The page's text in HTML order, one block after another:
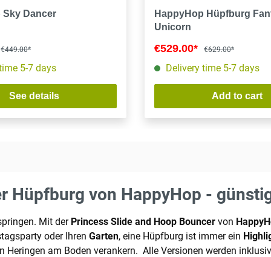
Sky Dancer
€449.00*
5-7 days
See details
HappyHop Hüpfburg
Unicorn
€529.00* €629.00*
Delivery time 5-7 days
Add to cart
Hüpfburg von HappyHop -
Mit der Princess Slide and Hoop Bouncer von
oder Ihren Garten, eine Hüpfburg ist immer ein
am Boden verankern. Alle Versionen werden